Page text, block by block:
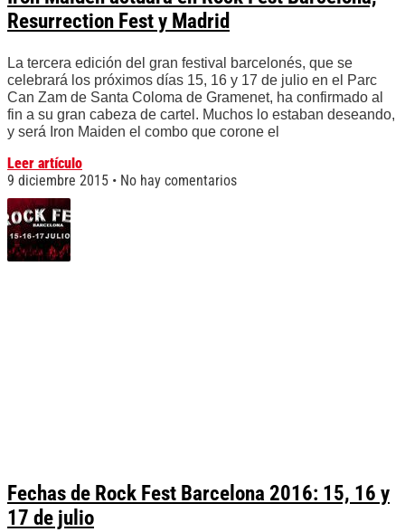
Resurrection Fest y Madrid
La tercera edición del gran festival barcelonés, que se
celebrará los próximos días 15, 16 y 17 de julio en el Parc
Can Zam de Santa Coloma de Gramenet, ha confirmado al
fin a su gran cabeza de cartel. Muchos lo estaban deseando,
y será Iron Maiden el combo que corone el
Leer artículo
9 diciembre 2015
No hay comentarios
Fechas de Rock Fest Barcelona 2016: 15, 16 y
17 de julio